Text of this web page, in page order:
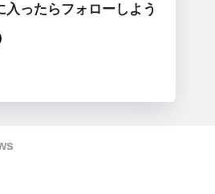
入ったらフォローしよう